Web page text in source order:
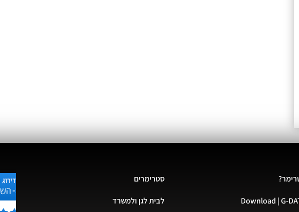
Download | G-
סטרימרים
לבית לגן ולמשרד